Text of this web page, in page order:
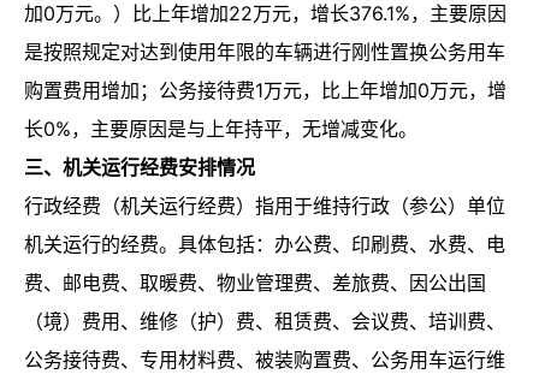
加0万元。）比上年增加22万元，增长376.1%，主要原因
是按照规定对达到使用年限的车辆进行刚性置换公务用车
购置费用增加；公务接待费1万元，比上年增加0万元，增
长0%，主要原因是与上年持平，无增减变化。
三、机关运行经费安排情况
行政经费（机关运行经费）指用于维持行政（参公）单位
机关运行的经费。具体包括：办公费、印刷费、水费、电
费、邮电费、取暖费、物业管理费、差旅费、因公出国
（境）费用、维修（护）费、租赁费、会议费、培训费、
公务接待费、专用材料费、被装购置费、公务用车运行维